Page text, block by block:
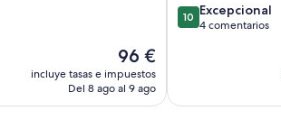
El
precio
actual
96 €
incluye tasas e impuestos
Del 8 ago al 9 ago
10.0
sobre
10 Excepcional
4 comentarios